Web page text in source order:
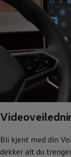
Digitale
Bilhold
Bilservice
Service
Service
Magasin
Bli kjent med din
dekker alt du